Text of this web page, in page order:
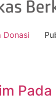
Donasi